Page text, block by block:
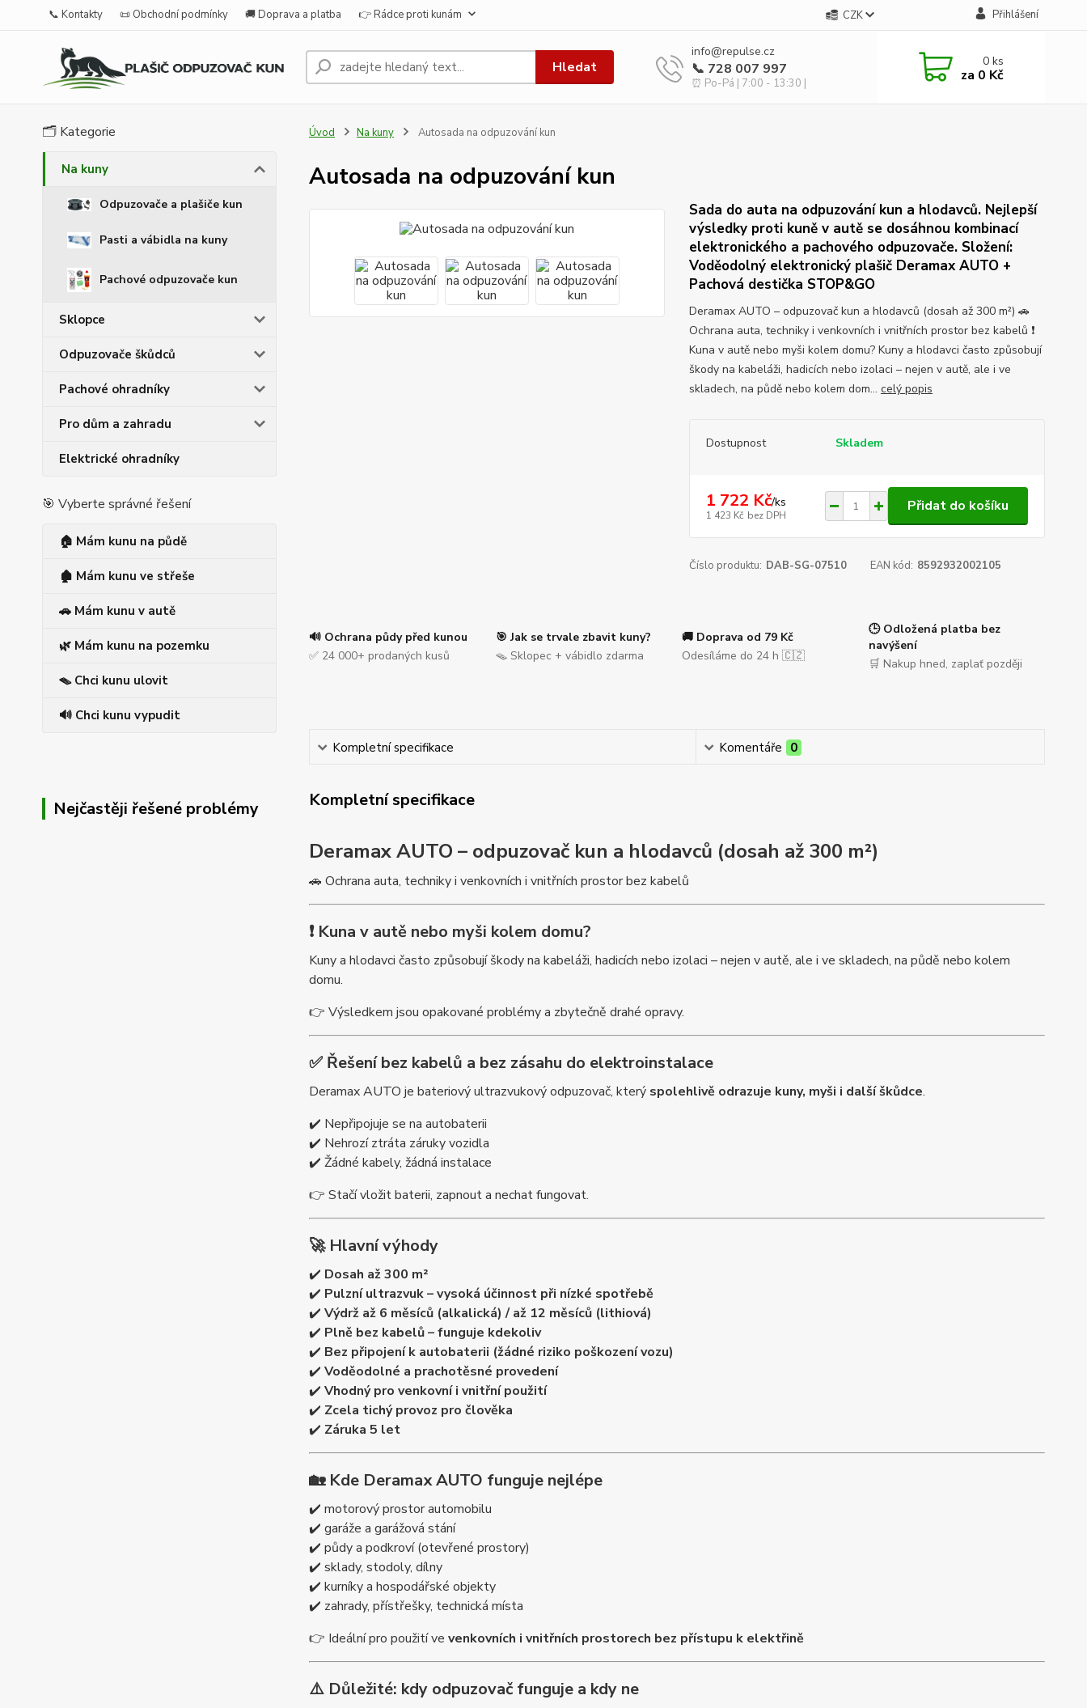
📞 Kontakty 📜 Obchodní podmínky 🚚 Doprava a platba 👉 Rádce proti kunám CZK Přihlášení
Hledat
info@repulse.cz
📞 728 007 997
⏰ Po-Pá | 7:00 - 13:30 |
0ks
za 0 Kč
🗂️ Kategorie
Na kuny
Odpuzovače a plašiče kun
Pasti a vábidla na kuny
Pachové odpuzovače kun
Sklopce
Odpuzovače škůdců
Pachové ohradníky
Pro dům a zahradu
Elektrické ohradníky
🎯 Vyberte správné řešení
🏠 Mám kunu na půdě
🏚️ Mám kunu ve střeše
🚗 Mám kunu v autě
🌿 Mám kunu na pozemku
🪤 Chci kunu ulovit
🔊 Chci kunu vypudit
Nejčastěji řešené problémy
Úvod Na kuny Autosada na odpuzování kun
Autosada na odpuzování kun
Sada do auta na odpuzování kun a hlodavců. Nejlepší
výsledky proti kuně v autě se dosáhnou kombinací
elektronického a pachového odpuzovače. Složení:
Voděodolný elektronický plašič Deramax AUTO +
Pachová destička STOP&GO
Deramax AUTO – odpuzovač kun a hlodavců (dosah až 300 m²) 🚗
Ochrana auta, techniky i venkovních i vnitřních prostor bez kabelů ❗
Kuna v autě nebo myši kolem domu? Kuny a hlodavci často způsobují
škody na kabeláži, hadicích nebo izolaci – nejen v autě, ale i ve
skladech, na půdě nebo kolem dom... celý popis
Dostupnost Skladem
1 722 Kč/ks
1 423 Kč bez DPH
Přidat do košíku
Číslo produktu: DAB-SG-07510 EAN kód: 8592932002105
🔊 Ochrana půdy před kunou
✅ 24 000+ prodaných kusů
🎯 Jak se trvale zbavit kuny?
🪤 Sklopec + vábidlo zdarma
🚚 Doprava od 79 Kč
Odesíláme do 24 h 🇨🇿
🕒 Odložená platba bez
navýšení
🛒 Nakup hned, zaplať později
Kompletní specifikace Komentáře 0
Kompletní specifikace
Deramax AUTO – odpuzovač kun a hlodavců (dosah až 300 m²)
🚗 Ochrana auta, techniky i venkovních i vnitřních prostor bez kabelů
❗ Kuna v autě nebo myši kolem domu?
Kuny a hlodavci často způsobují škody na kabeláži, hadicích nebo izolaci – nejen v autě, ale i ve skladech, na půdě nebo kolem
domu.
👉 Výsledkem jsou opakované problémy a zbytečně drahé opravy.
✅ Řešení bez kabelů a bez zásahu do elektroinstalace
Deramax AUTO je bateriový ultrazvukový odpuzovač, který spolehlivě odrazuje kuny, myši i další škůdce.
✔️ Nepřipojuje se na autobaterii
✔️ Nehrozí ztráta záruky vozidla
✔️ Žádné kabely, žádná instalace
👉 Stačí vložit baterii, zapnout a nechat fungovat.
🚀 Hlavní výhody
✔️ Dosah až 300 m²
✔️ Pulzní ultrazvuk – vysoká účinnost při nízké spotřebě
✔️ Výdrž až 6 měsíců (alkalická) / až 12 měsíců (lithiová)
✔️ Plně bez kabelů – funguje kdekoliv
✔️ Bez připojení k autobaterii (žádné riziko poškození vozu)
✔️ Voděodolné a prachotěsné provedení
✔️ Vhodný pro venkovní i vnitřní použití
✔️ Zcela tichý provoz pro člověka
✔️ Záruka 5 let
🏡 Kde Deramax AUTO funguje nejlépe
✔️ motorový prostor automobilu
✔️ garáže a garážová stání
✔️ půdy a podkroví (otevřené prostory)
✔️ sklady, stodoly, dílny
✔️ kurníky a hospodářské objekty
✔️ zahrady, přístřešky, technická místa
👉 Ideální pro použití ve venkovních i vnitřních prostorech bez přístupu k elektřině
⚠️ Důležité: kdy odpuzovač funguje a kdy ne